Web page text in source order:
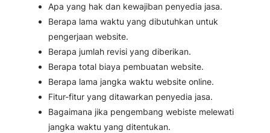
Apa yang hak dan kewajiban penyedia jasa.
Berapa lama waktu yang dibutuhkan untuk
pengerjaan website.
Berapa jumlah revisi yang diberikan.
Berapa total biaya pembuatan website.
Berapa lama jangka waktu website online.
Fitur-fitur yang ditawarkan penyedia jasa.
Bagaimana jika pengembang webiste melewati
jangka waktu yang ditentukan.